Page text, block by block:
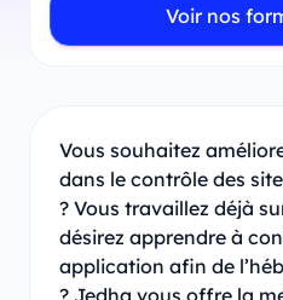
Voir nos
Vous souhaitez
dans le contrôle des
? Vous travaillez déjà
désirez apprendre à
application afin de
? Jedha vous offre la